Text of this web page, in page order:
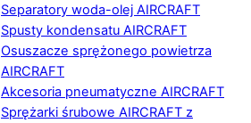
Separatory woda-olej AIRCRAFT
Spusty kondensatu AIRCRAFT
Osuszacze sprężonego powietrza
AIRCRAFT
Akcesoria pneumatyczne AIRCRAFT
Sprężarki śrubowe AIRCRAFT z